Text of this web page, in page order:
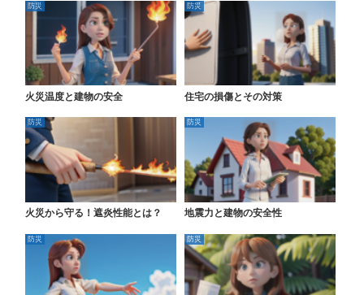
防災
火災温度と建物の安全
防災
住宅の損傷とその対策
防災
火災から守る！遮炎性能とは？
防災
地震力と建物の安全性
防災 防災